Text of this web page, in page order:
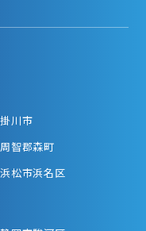
掛川市
周智郡森町
浜松市浜名区